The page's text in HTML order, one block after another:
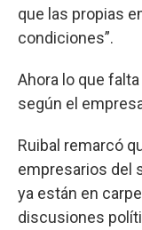
que las propias
condiciones”.
Ahora lo que
según el
Ruibal remarcó
empresarios del
ya están en
discusiones